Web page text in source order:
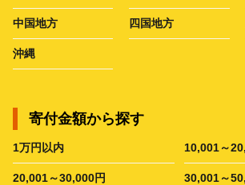
中国地方 四国地方
沖縄
寄付金額から探す
1万円以内 10,001～
20,001～30,000円 30,001～